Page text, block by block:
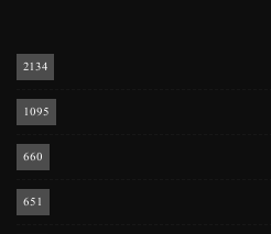
2134
1095
660
651